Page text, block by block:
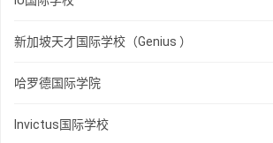
新加坡天才国际学校（Genius ）
哈罗德国际学院
Invictus国际学校